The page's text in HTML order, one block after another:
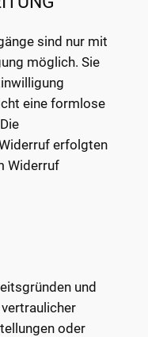
sind nur mit
möglich. Sie
eine formlose
erfolgten
Widerruf
und
oder